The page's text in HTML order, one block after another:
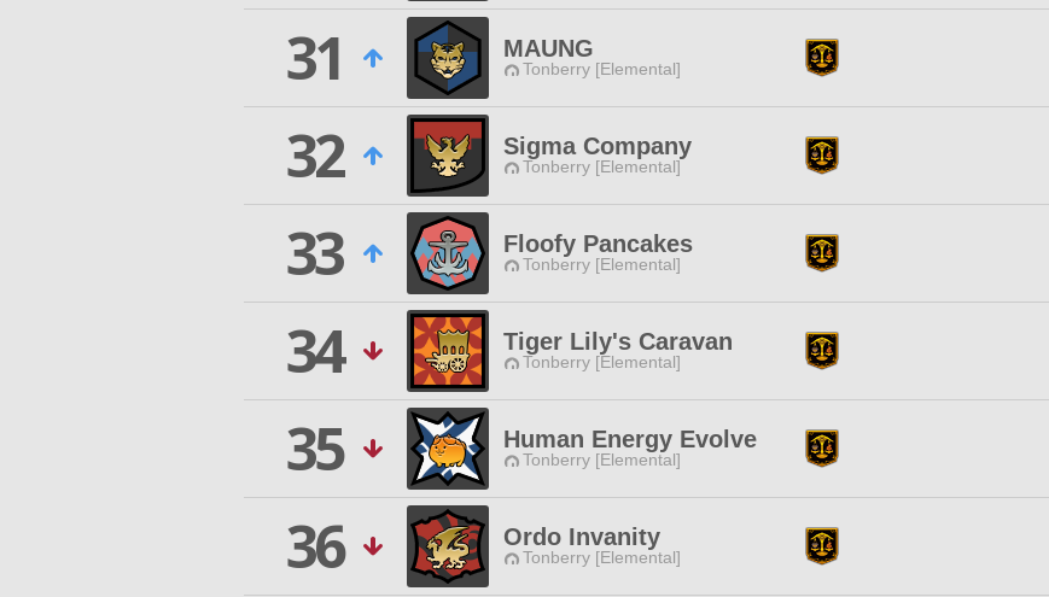
31
MAUNG
Tonberry [Elemental]
32
Sigma Company
Tonberry [Elemental]
33
Floofy Pancakes
Tonberry [Elemental]
34
Tiger Lily's Caravan
Tonberry [Elemental]
35
Human Energy Evolve
Tonberry [Elemental]
36
Ordo Invanity
Tonberry [Elemental]